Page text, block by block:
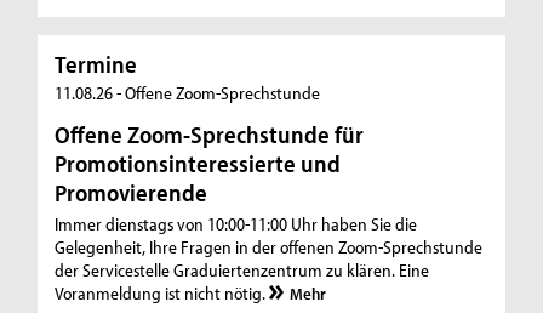
Termine
11.08.26 - Offene Zoom-Sprechstunde
Offene Zoom-Sprechstunde für
Promotionsinteressierte und
Promovierende
Immer dienstags von 10:00-11:00 Uhr haben Sie die
Gelegenheit, Ihre Fragen in der offenen Zoom-Sprechstunde
der Servicestelle Graduiertenzentrum zu klären. Eine
Voranmeldung ist nicht nötig.
Mehr